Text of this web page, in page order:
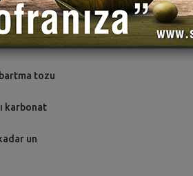
tozu
karbonat
un